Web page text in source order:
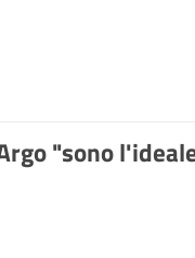
"sono